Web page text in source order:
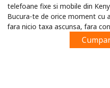
telefoane fixe si mobile din
Bucura-te de orice moment cu
fara nicio taxa ascunsa, fara